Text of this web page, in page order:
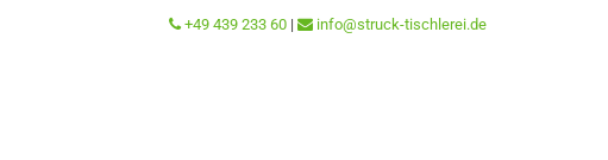
 +49 439 233 60 |  info@struck-tischlerei.de